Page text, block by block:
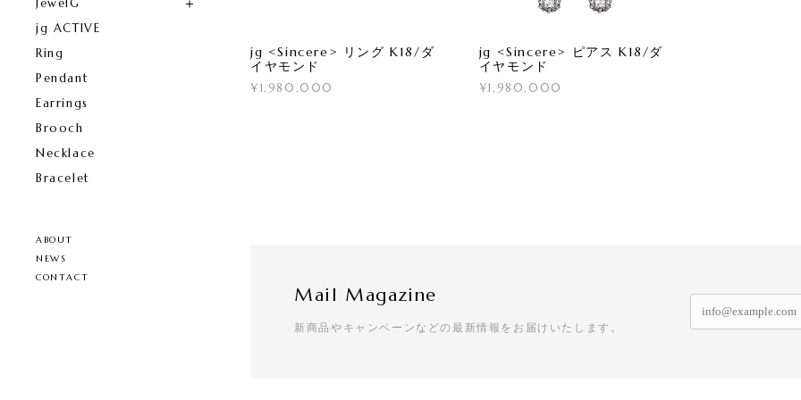
jg ACTIVE
Ring
Pendant
Earrings
Brooch
Necklace
Bracelet
ABOUT
NEWS
CONTACT
jg <Sincere> リング K18/ダ
イヤモンド
¥1,980,000
jg <Sincere> ピアス K18/ダ
イヤモンド
¥1,980,000
Mail Magazine
新商品やキャンペーンなどの最新情報をお届けいたします。